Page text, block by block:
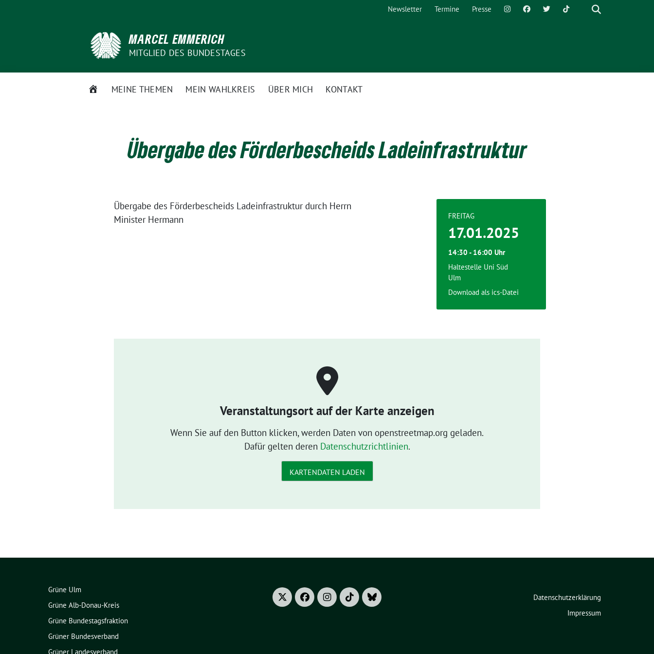
Newsletter Termine Presse
MARCEL EMMERICH
MITGLIED DES BUNDESTAGES
STARTSEITE
MEINE THEMEN MEIN WAHLKREIS ÜBER MICH KONTAKT
Übergabe des Förderbescheids Ladeinfrastruktur
Übergabe des Förderbescheids Ladeinfrastruktur durch Herrn
Minister Hermann
FREITAG
17.01.2025
14:30 - 16:00 Uhr
Haltestelle Uni Süd
Ulm
Download als ics-Datei
Veranstaltungsort auf der Karte anzeigen
Wenn Sie auf den Button klicken, werden Daten von openstreetmap.org geladen.
Dafür gelten deren Datenschutzrichtlinien.
KARTENDATEN LADEN
Grüne Ulm
Grüne Alb-Donau-Kreis
Grüne Bundestagsfraktion
Grüner Bundesverband
Grüner Landesverband
Datenschutzerklärung
Impressum